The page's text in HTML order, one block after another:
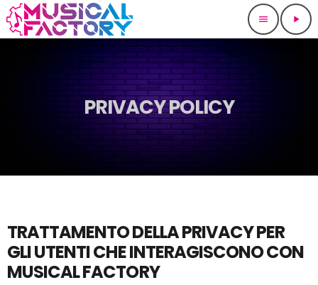
menu play_arrow
PRIVACY POLICY
TRATTAMENTO DELLA PRIVACY PER
GLI UTENTI CHE INTERAGISCONO CON
MUSICAL FACTORY